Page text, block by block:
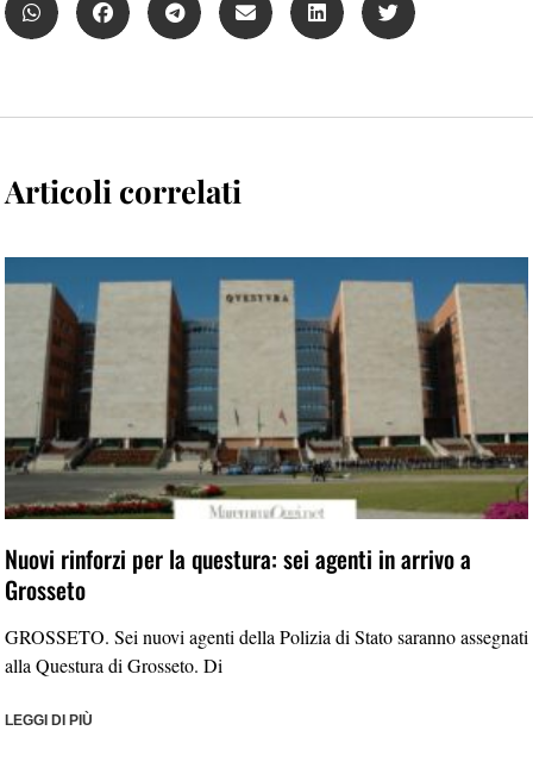
Articoli correlati
Nuovi rinforzi per la questura: sei agenti in arrivo a
Grosseto
GROSSETO. Sei nuovi agenti della Polizia di Stato saranno assegnati
alla Questura di Grosseto. Di
LEGGI DI PIÙ